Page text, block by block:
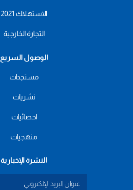
الاستهلاك 2021
التجارة الخارجية
الوصول السريع
مستجدات
نشريات
احصائيات
منهجيات
النشرة الإخبارية